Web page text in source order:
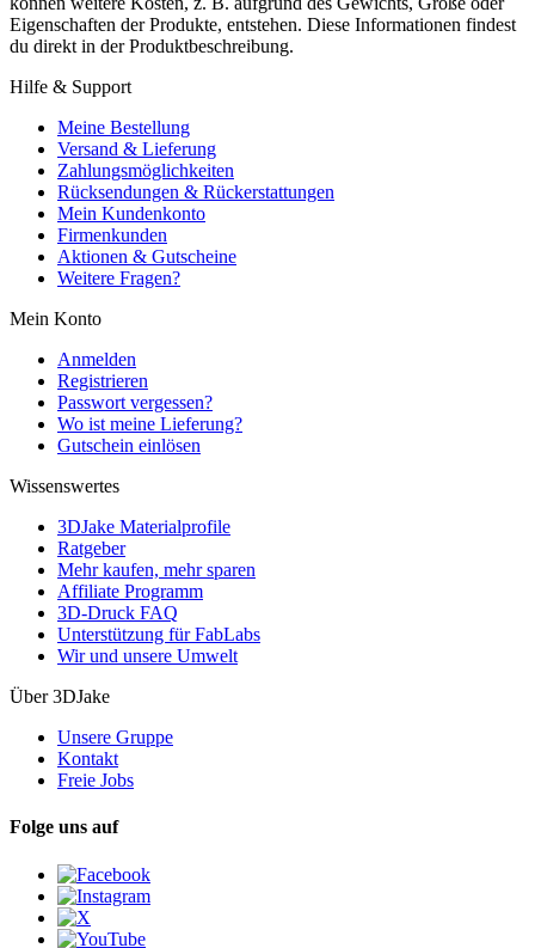
Eigenschaften der Produkte, entstehen. Diese Informationen findest
du direkt in der Produktbeschreibung.
Hilfe & Support
Meine Bestellung
Versand & Lieferung
Zahlungsmöglichkeiten
Rücksendungen & Rückerstattungen
Mein Kundenkonto
Firmenkunden
Aktionen & Gutscheine
Weitere Fragen?
Mein Konto
Anmelden
Registrieren
Passwort vergessen?
Wo ist meine Lieferung?
Gutschein einlösen
Wissenswertes
3DJake Materialprofile
Ratgeber
Mehr kaufen, mehr sparen
Affiliate Programm
3D-Druck FAQ
Unterstützung für FabLabs
Wir und unsere Umwelt
Über 3DJake
Unsere Gruppe
Kontakt
Freie Jobs
Folge uns auf